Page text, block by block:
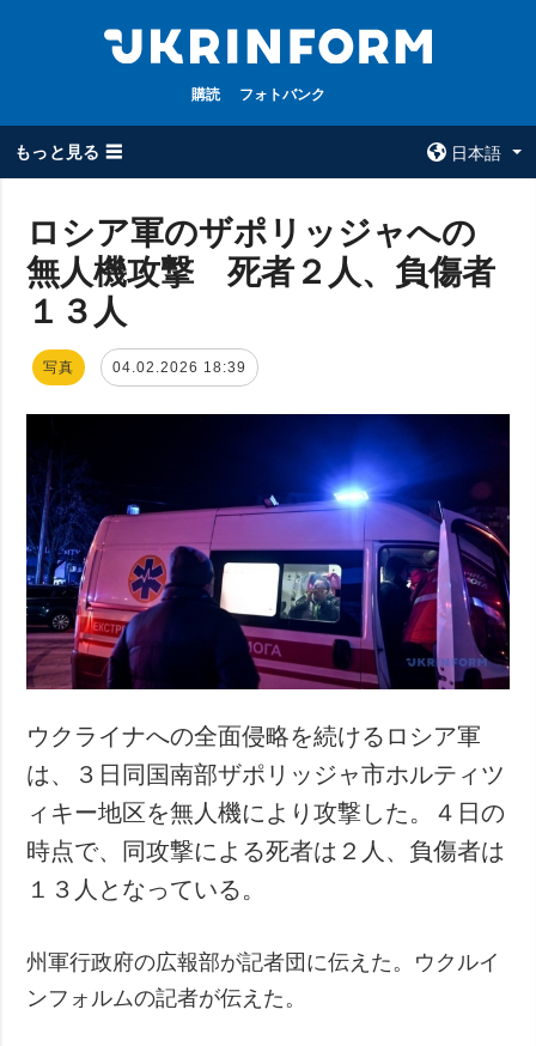
購読 フォトバンク
もっと見る ☰
日本語
全てのトピック
戦争
政治
経済・復興
防衛
社会・文化
スポーツ
犯罪
事故・緊急事態
ウクルインフォ
ルム
追加
特集
インタビュー
写真
動画
サービス
購読
フォトバンク
ロシア軍のザポリッジャへの
無人機攻撃 死者２人、負傷者
１３人
写真 04.02.2026 18:39
ウクライナへの全面侵略を続けるロシア軍
は、３日同国南部ザポリッジャ市ホルティツ
ィキー地区を無人機により攻撃した。４日の
時点で、同攻撃による死者は２人、負傷者は
１３人となっている。
州軍行政府の広報部が記者団に伝えた。ウクルイ
ンフォルムの記者が伝えた。